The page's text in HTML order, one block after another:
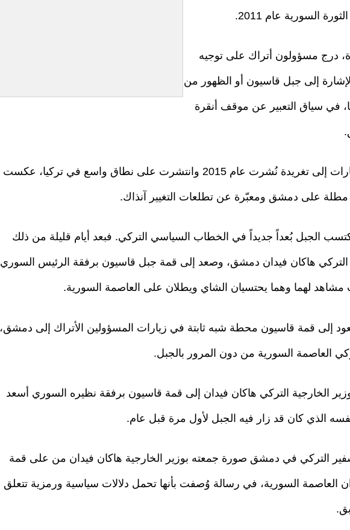
السورية عام 2011.
درج مسؤولون أتراك على توجيه
إلى جبل قاسيون أو الظهور من
في سياق التعبير عن موقف أنقرة
وتعود إحدى أبرز هذه الإشارات إلى تغريدة نُشرت عام 2015 وانتشرت على نطاق واسع في تركيا، عكست
على دمشق ومعبّرة عن تطلعات التغيير آنذاك.
الجبل بُعداً جديداً في الخطاب السياسي التركي. فبعد أيام قليلة من ذلك
التركي هاكان فيدان دمشق، وصعد إلى قمة جبل قاسيون برفقة الرئيس السوري
لهما وهما يحتسيان الشاي ويطلان على العاصمة السورية.
إلى قمة قاسيون محطة شبه ثابتة في زيارات المسؤولين الأتراك إلى دمشق،
العاصمة السورية من دون المرور بالجبل.
الخارجية التركي هاكان فيدان إلى قمة قاسيون برفقة نظيره السوري أسعد
الذي كان قد زار فيه الجبل لأول مرة قبل عام.
التركي في دمشق صورة جمعته بوزير الخارجية هاكان فيدان من على قمة
العاصمة السورية، في رسالة وُصفت بأنها تحمل دلالات سياسية ورمزية تتعلق